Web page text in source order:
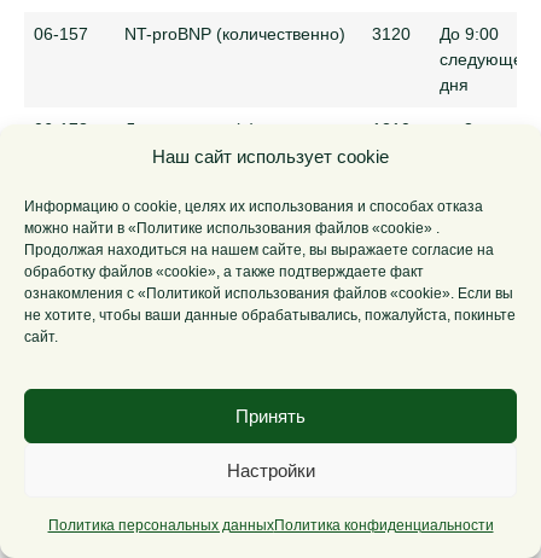
Наш сайт использует cookie
Информацию о cookie, целях их использования и способах отказа
можно найти в «Политике использования файлов «cookie» .
Продолжая находиться на нашем сайте, вы выражаете согласие на
обработку файлов «cookie», а также подтверждаете факт
ознакомления с «Политикой использования файлов «cookie». Если вы
не хотите, чтобы ваши данные обрабатывались, пожалуйста, покиньте
сайт.
Принять
Настройки
Политика персональных данныхПолитика конфиденциальности
06-157 NT-proBNP (количественно) 3120
До 9:00
следующего
дня
06-178 Липопротеин (a) 1210
до 3 суток.
включает
06-179
Маркер формирования
костного матрикса P1NP
1840 до 6 суток
Указанный
включает